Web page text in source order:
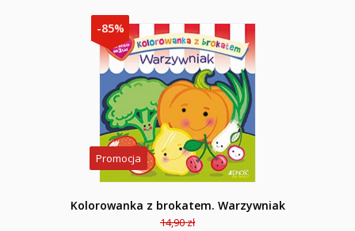
-85%
Promocja
Kolorowanka z brokatem. Warzywniak
14,90 zł